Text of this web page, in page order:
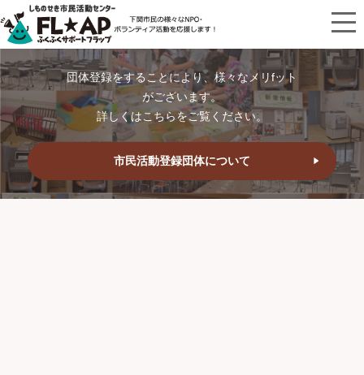
団体登録をすることにより、様々なメリfット
がございます。
詳しくはこちらをご覧ください。
市民活動登録団体について